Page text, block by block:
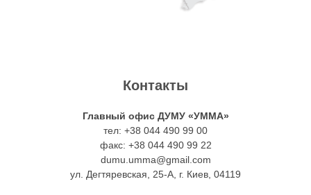
Контакты
Главный офис ДУМУ «УММА»
тел: +38 044 490 99 00
факс: +38 044 490 99 22
dumu.umma@gmail.com
ул. Дегтяревская, 25-А, г. Киев, 04119